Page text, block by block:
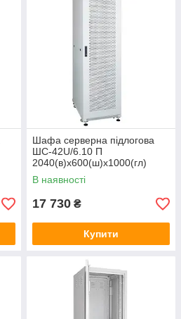
Шафа серверна підлогова
ШС-42U/6.10 П
2040(в)х600(ш)х1000(гл)
В наявності
17 730 ₴
Купити